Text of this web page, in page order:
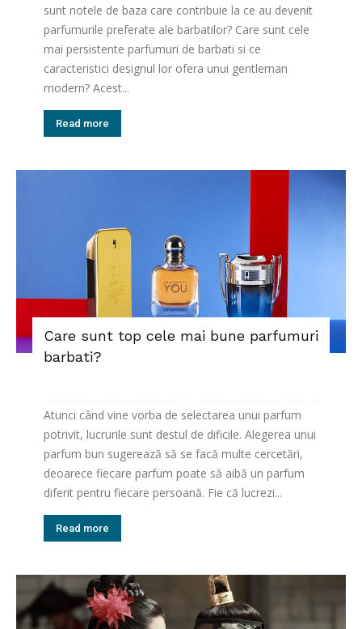
sunt notele de baza care contribuie la ce au devenit
parfumurile preferate ale barbatilor? Care sunt cele
mai persistente parfumuri de barbati si ce
caracteristici designul lor ofera unui gentleman
modern? Acest...
Read more
Care sunt top cele mai bune parfumuri
barbati?
Atunci când vine vorba de selectarea unui parfum
potrivit, lucrurile sunt destul de dificile. Alegerea unui
parfum bun sugerează să se facă multe cercetări,
deoarece fiecare parfum poate să aibă un parfum
diferit pentru fiecare persoană. Fie că lucrezi...
Read more